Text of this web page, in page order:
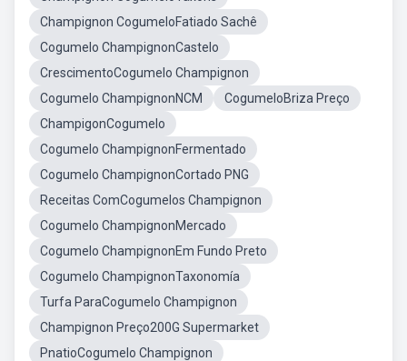
Champignon CogumeloFatiado Sachê
Cogumelo ChampignonCastelo
CrescimentoCogumelo Champignon
Cogumelo ChampignonNCM
CogumeloBriza Preço
ChampigonCogumelo
Cogumelo ChampignonFermentado
Cogumelo ChampignonCortado PNG
Receitas ComCogumelos Champignon
Cogumelo ChampignonMercado
Cogumelo ChampignonEm Fundo Preto
Cogumelo ChampignonTaxonomía
Turfa ParaCogumelo Champignon
Champignon Preço200G Supermarket
PnatioCogumelo Champignon